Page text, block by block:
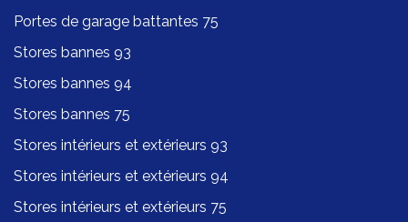
Portes de garage battantes 75
Stores bannes 93
Stores bannes 94
Stores bannes 75
Stores intérieurs et extérieurs 93
Stores intérieurs et extérieurs 94
Stores intérieurs et extérieurs 75